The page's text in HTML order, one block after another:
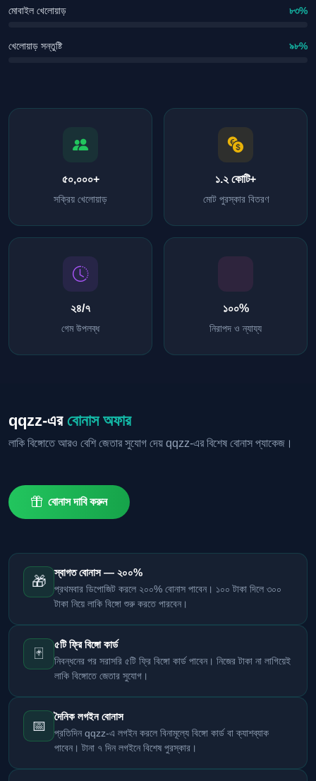
মোবাইল খেলোয়াড় ৮৩%
খেলোয়াড় সন্তুষ্টি ৯৮%
৫০,০০০+
সক্রিয় খেলোয়াড়
১.২ কোটি+
মোট পুরস্কার বিতরণ
২৪/৭
গেম উপলব্ধ
১০০%
নিরাপদ ও ন্যায্য
qqzz-এর বোনাস অফার
লাকি বিঙ্গোতে আরও বেশি জেতার সুযোগ দেয় qqzz-এর বিশেষ বোনাস প্যাকেজ।
বোনাস দাবি করুন
🎁
স্বাগত বোনাস — ২০০%
প্রথমবার ডিপোজিট করলে ২০০% বোনাস পাবেন। ১০০ টাকা দিলে ৩০০
টাকা নিয়ে লাকি বিঙ্গো শুরু করতে পারবেন।
🃏
৫টি ফ্রি বিঙ্গো কার্ড
নিবন্ধনের পর সরাসরি ৫টি ফ্রি বিঙ্গো কার্ড পাবেন। নিজের টাকা না লাগিয়েই
লাকি বিঙ্গোতে জেতার সুযোগ।
📅
দৈনিক লগইন বোনাস
প্রতিদিন qqzz-এ লগইন করলে বিনামূল্যে বিঙ্গো কার্ড বা ক্যাশব্যাক
পাবেন। টানা ৭ দিন লগইনে বিশেষ পুরস্কার।